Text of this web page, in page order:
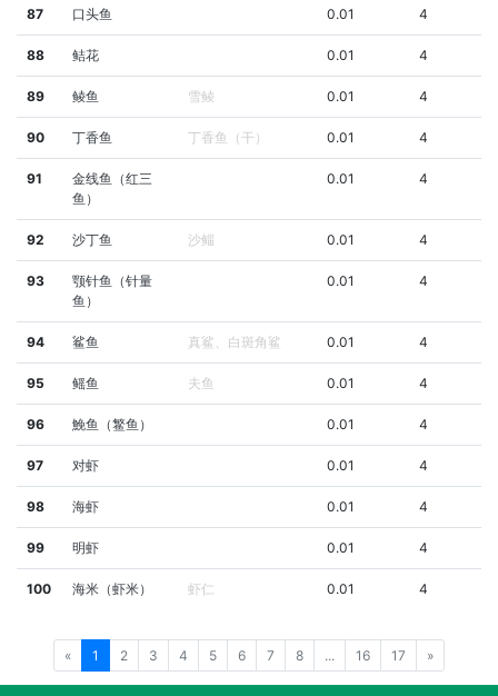
87 口头鱼 0.01 4
88 鲒花 0.01 4
89 鲮鱼 雪鲮 0.01 4
90 丁香鱼 丁香鱼（干） 0.01 4
91
金线鱼（红三
鱼）
0.01 4
92 沙丁鱼 沙鲻 0.01 4
93
颚针鱼（针量
鱼）
0.01 4
94 鲨鱼 真鲨、白斑角鲨 0.01 4
95 鳐鱼 夫鱼 0.01 4
96 鮸鱼（鳘鱼） 0.01 4
97 对虾 0.01 4
98 海虾 0.01 4
99 明虾 0.01 4
100 海米（虾米） 虾仁 0.01 4
« 1 2 3 4 5 6 7 8 ... 16 17 »